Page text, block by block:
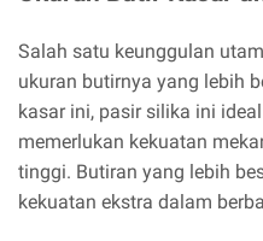
Salah satu keunggulan
ukuran butirnya yang lebih
kasar ini, pasir silika ini
memerlukan kekuatan
tinggi. Butiran yang lebih
kekuatan ekstra dalam